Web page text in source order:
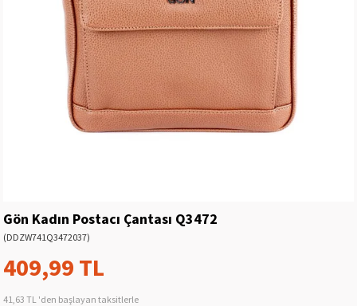
Gön Kadın Postacı Çantası Q3472
(DDZW741Q3472037)
409,99 TL
41,63 TL 'den başlayan taksitlerle